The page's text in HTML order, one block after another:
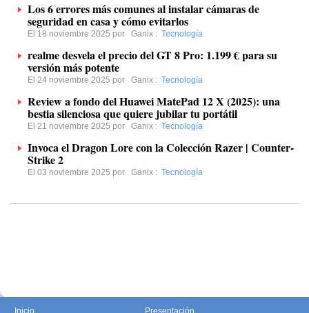
Los 6 errores más comunes al instalar cámaras de
seguridad en casa y cómo evitarlos
El 18 noviembre 2025 por Ganix : Tecnología
realme desvela el precio del GT 8 Pro: 1.199 € para su
versión más potente
El 24 noviembre 2025 por Ganix : Tecnología
Review a fondo del Huawei MatePad 12 X (2025): una
bestia silenciosa que quiere jubilar tu portátil
El 21 noviembre 2025 por Ganix : Tecnología
Invoca el Dragon Lore con la Colección Razer | Counter-
Strike 2
El 03 noviembre 2025 por Ganix : Tecnología
Inicio Presentación